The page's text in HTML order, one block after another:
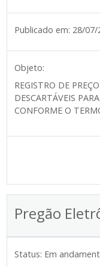
Publicado em: 28/07/
Objeto:
REGISTRO DE
DESCARTÁVEIS
CONFORME O
Pregão
Status: Em